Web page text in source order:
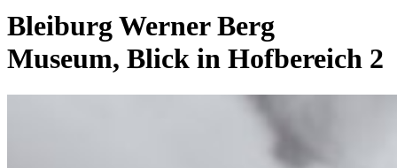
Bleiburg Werner Berg
Museum, Blick in Hofbereich 2